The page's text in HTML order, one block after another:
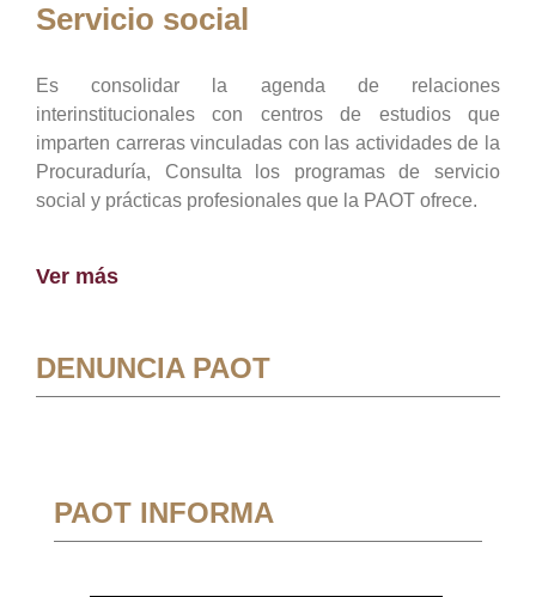
Servicio social
Es consolidar la agenda de relaciones
interinstitucionales con centros de estudios que
imparten carreras vinculadas con las actividades de la
Procuraduría, Consulta los programas de servicio
social y prácticas profesionales que la PAOT ofrece.
Ver más
DENUNCIA PAOT
PAOT INFORMA